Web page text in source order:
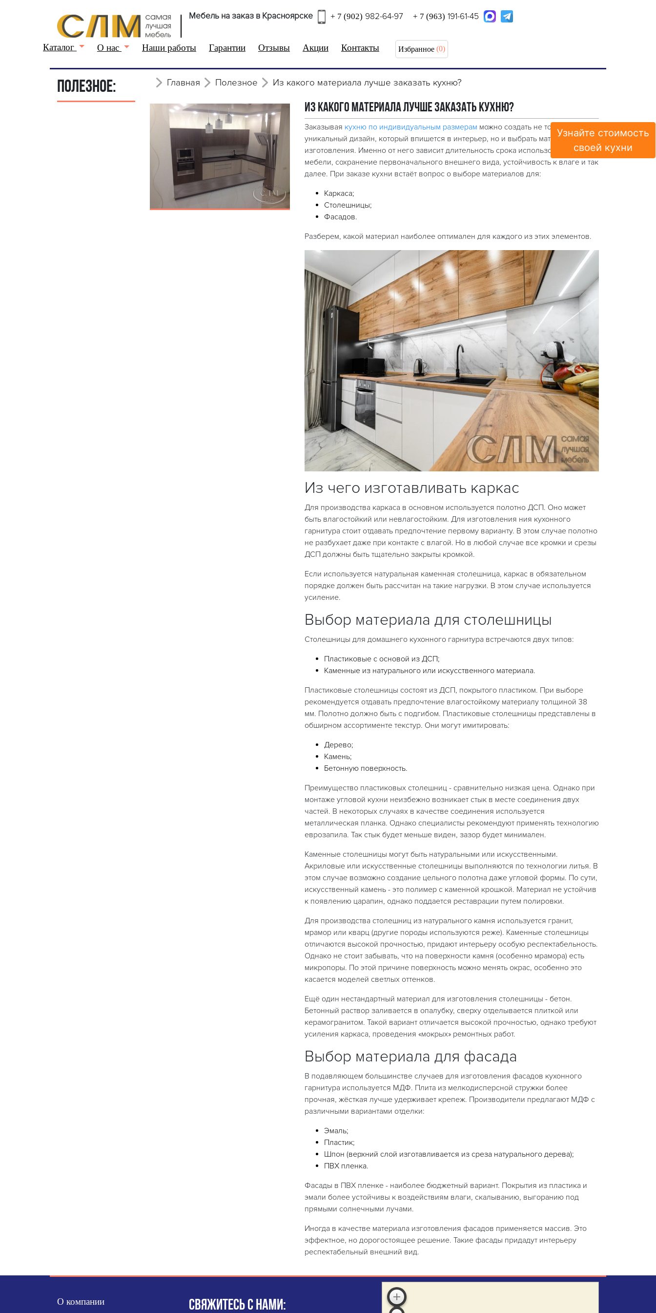
Узнайте стоимость
своей кухни
Мебель на заказ в Красноярске + 7 (902) 982-64-97 + 7 (963) 191-61-45
Каталог О нас Наши работы Гарантии Отзывы Акции Контакты Избранное (0)
ПОЛЕЗНОЕ: Главная Полезное Из какого материала лучше заказать кухню?
Из какого материала лучше заказать кухню?
Заказывая кухню по индивидуальным размерам можно создать не только
уникальный дизайн, который впишется в интерьер, но и выбрать материалы
изготовления. Именно от него зависит длительность срока использования
мебели, сохранение первоначального внешнего вида, устойчивость к влаге и так
далее. При заказе кухни встаёт вопрос о выборе материалов для:
Каркаса;
Столешницы;
Фасадов.
Разберем, какой материал наиболее оптимален для каждого из этих элементов.
Из чего изготавливать каркас
Для производства каркаса в основном используется полотно ДСП. Оно может
быть влагостойкий или невлагостойким. Для изготовления ния кухонного
гарнитура стоит отдавать предпочтение первому варианту. В этом случае полотно
не разбухает даже при контакте с влагой. Но в любой случае все кромки и срезы
ДСП должны быть тщательно закрыты кромкой.
Если используется натуральная каменная столешница, каркас в обязательном
порядке должен быть рассчитан на такие нагрузки. В этом случае используется
усиление.
Выбор материала для столешницы
Столешницы для домашнего кухонного гарнитура встречаются двух типов:
Пластиковые с основой из ДСП;
Каменные из натурального или искусственного материала.
Пластиковые столешницы состоят из ДСП, покрытого пластиком. При выборе
рекомендуется отдавать предпочтение влагостойкому материалу толщиной 38
мм. Полотно должно быть с подгибом. Пластиковые столешницы представлены в
обширном ассортименте текстур. Они могут имитировать:
Дерево;
Камень;
Бетонную поверхность.
Преимущество пластиковых столешниц - сравнительно низкая цена. Однако при
монтаже угловой кухни неизбежно возникает стык в месте соединения двух
частей. В некоторых случаях в качестве соединения используется
металлическая планка. Однако специалисты рекомендуют применять технологию
еврозапила. Так стык будет меньше виден, зазор будет минимален.
Каменные столешницы могут быть натуральными или искусственными.
Акриловые или искусственные столешницы выполняются по технологии литья. В
этом случае возможно создание цельного полотна даже угловой формы. По сути,
искусственный камень - это полимер с каменной крошкой. Материал не устойчив
к появлению царапин, однако поддается реставрации путем полировки.
Для производства столешниц из натурального камня используется гранит,
мрамор или кварц (другие породы используются реже). Каменные столешницы
отличаются высокой прочностью, придают интерьеру особую респектабельность.
Однако не стоит забывать, что на поверхности камня (особенно мрамора) есть
микропоры. По этой причине поверхность можно менять окрас, особенно это
касается моделей светлых оттенков.
Ещё один нестандартный материал для изготовления столешницы - бетон.
Бетонный раствор заливается в опалубку, сверху отделывается плиткой или
керамогранитом. Такой вариант отличается высокой прочностью, однако требуют
усиления каркаса, проведения «мокрых» ремонтных работ.
Выбор материала для фасада
В подавляющем большинстве случаев для изготовления фасадов кухонного
гарнитура используется МДФ. Плита из мелкодисперсной стружки более
прочная, жёсткая лучше удерживает крепеж. Производители предлагают МДФ с
различными вариантами отделки:
Эмаль;
Пластик;
Шпон (верхний слой изготавливается из среза натурального дерева);
ПВХ пленка.
Фасады в ПВХ пленке - наиболее бюджетный вариант. Покрытия из пластика и
эмали более устойчивы к воздействиям влаги, скалыванию, выгоранию под
прямыми солнечными лучами.
Иногда в качестве материала изготовления фасадов применяется массив. Это
эффектное, но дорогостоящее решение. Такие фасады придадут интерьеру
респектабельный внешний вид.
О компании
СВЯЖИТЕСЬ С НАМИ: